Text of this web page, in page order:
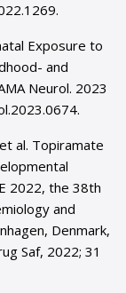
Exposure to
and
Neurol. 2023
al. Topiramate
2022, the 38th
and
Denmark,
Saf, 2022; 31